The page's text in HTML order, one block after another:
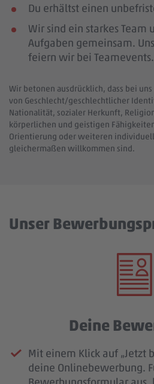
Du erhältst einen
Wir sind ein starkes
Aufgaben gemeinsam.
feiern wir bei Teamevents.
Wir betonen ausdrücklich, dass bei
von Geschlecht/geschlechtlicher
Nationalität, sozialer Herkunft,
körperlichen und geistigen
Orientierung oder weiteren
gleichermaßen willkommen sind.
Unser
Deine
Mit einem Klick auf „Jetzt
deine Onlinebewerbung.